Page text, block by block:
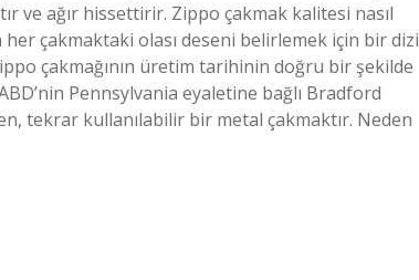
ve ağır hissettirir. Zippo çakmak kalitesi nasıl
her çakmaktaki olası deseni belirlemek için bir dizi
çakmağının üretim tarihinin doğru bir şekilde
Pennsylvania eyaletine bağlı Bradford
tekrar kullanılabilir bir metal çakmaktır. Neden